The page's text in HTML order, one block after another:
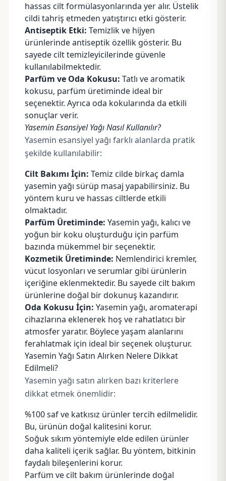
hassas cilt formülasyonlarında yer alır. Üstelik
cildi tahriş etmeden yatıştırıcı etki gösterir.
Antiseptik Etki: Temizlik ve hijyen
ürünlerinde antiseptik özellik gösterir. Bu
sayede cilt temizleyicilerinde güvenle
kullanılabilmektedir.
Parfüm ve Oda Kokusu: Tatlı ve aromatik
kokusu, parfüm üretiminde ideal bir
seçenektir. Ayrıca oda kokularında da etkili
sonuçlar verir.
Yasemin Esansiyel Yağı Nasıl Kullanılır?
Yasemin esansiyel yağı farklı alanlarda pratik
şekilde kullanılabilir:
Cilt Bakımı İçin: Temiz cilde birkaç damla
yasemin yağı sürüp masaj yapabilirsiniz. Bu
yöntem kuru ve hassas ciltlerde etkili
olmaktadır.
Parfüm Üretiminde: Yasemin yağı, kalıcı ve
yoğun bir koku oluşturduğu için parfüm
bazında mükemmel bir seçenektir.
Kozmetik Üretiminde: Nemlendirici kremler,
vücut losyonları ve serumlar gibi ürünlerin
içeriğine eklenmektedir. Bu sayede cilt bakım
ürünlerine doğal bir dokunuş kazandırır.
Oda Kokusu İçin: Yasemin yağı, aromaterapi
cihazlarına eklenerek hoş ve rahatlatıcı bir
atmosfer yaratır. Böylece yaşam alanlarını
ferahlatmak için ideal bir seçenek oluşturur.
Yasemin Yağı Satın Alırken Nelere Dikkat
Edilmeli?
Yasemin yağı satın alırken bazı kriterlere
dikkat etmek önemlidir:
%100 saf ve katkısız ürünler tercih edilmelidir.
Bu, ürünün doğal kalitesini korur.
Soğuk sıkım yöntemiyle elde edilen ürünler
daha kaliteli içerik sağlar. Bu yöntem, bitkinin
faydalı bileşenlerini korur.
Parfüm ve cilt bakım ürünlerinde doğal